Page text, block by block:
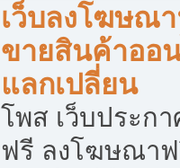
เว็บลงโฆษณ
ขายสินค้าออ
แลกเปลี่ยน
โพส เว็บประก
ฟรี ลงโฆษณา